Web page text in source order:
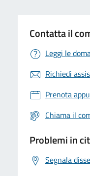
Contatta il
Leggi le
Richiedi
Prenota
Chiama il
Problemi in
Segnala